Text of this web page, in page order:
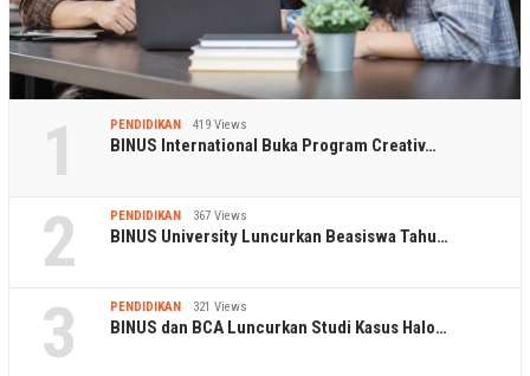
1 PENDIDIKAN 419 Views
BINUS International Buka Program Creativ…
2 PENDIDIKAN 367 Views
BINUS University Luncurkan Beasiswa Tahu…
3 PENDIDIKAN 321 Views
BINUS dan BCA Luncurkan Studi Kasus Halo…